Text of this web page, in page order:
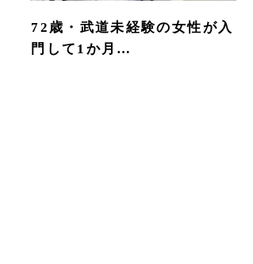
72歳・武道未経験の女性が入
門して1か月…